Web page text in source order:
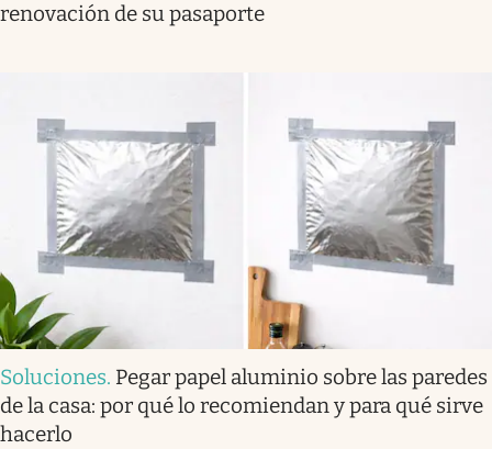
renovación de su pasaporte
Soluciones. Pegar papel aluminio sobre las paredes
de la casa: por qué lo recomiendan y para qué sirve
hacerlo